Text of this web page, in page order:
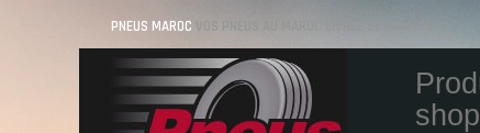
PNEUS MAROC VOS PNEUS AU MAROC LIVRÉS ET MONTÉS